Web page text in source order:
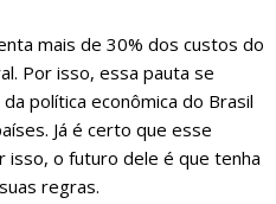
mais de 30% dos custos do
Por isso, essa pauta se
política econômica do Brasil
Já é certo que esse
o futuro dele é que tenha
regras.